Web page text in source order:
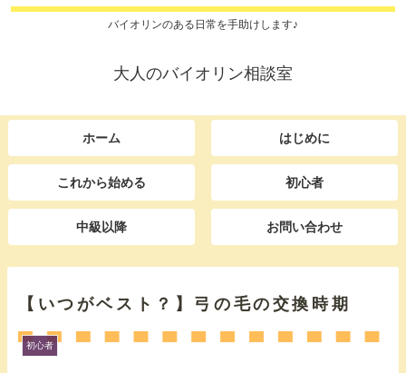
バイオリンのある日常を手助けします♪
大人のバイオリン相談室
ホーム はじめに
これから始める 初心者
中級以降 お問い合わせ
【いつがベスト？】弓の毛の交換時期
初心者